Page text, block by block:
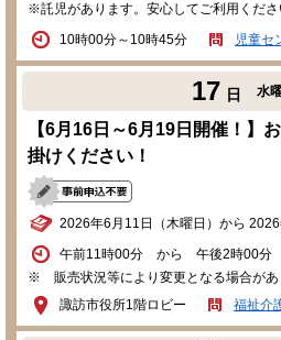
※託児があります。安心してご利用くださ
10時00分～10時45分
児童セ
17 日 水
【6月16日～6月19日開催！】
掛けください！
2026年6月11日（木曜日）から
午前11時00分 から 午後2時00分
※ 販売状況等により変更となる場合があ
諏訪市役所1階ロビー
福祉介